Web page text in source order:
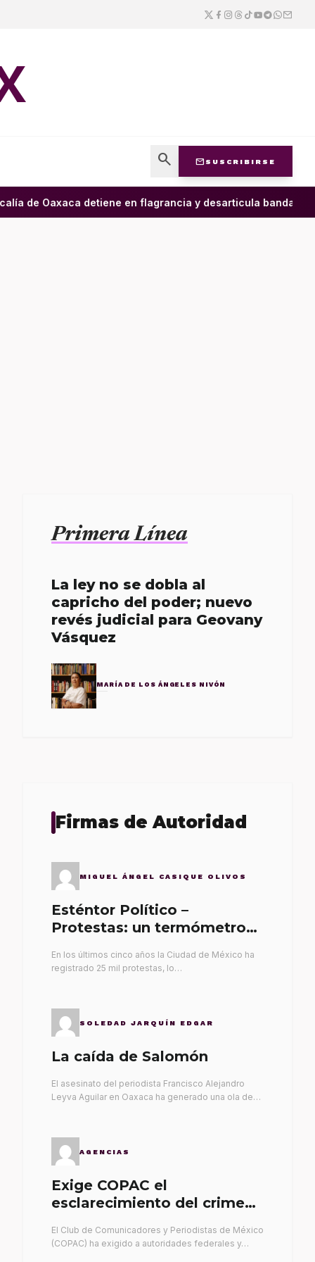
search mail SUSCRIBIRSE
de Oaxaca detiene en flagrancia y desarticula banda
Primera Línea
La ley no se dobla al
capricho del poder; nuevo
revés judicial para Geovany
Vásquez
MARÍA DE LOS ÁNGELES NIVÓN
Firmas de Autoridad
MIGUEL ÁNGEL CASIQUE OLIVOS
Esténtor Político –
Protestas: un termómetro
En los últimos cinco años la Ciudad de México ha
registrado 25 mil protestas, lo…
SOLEDAD JARQUÍN EDGAR
La caída de Salomón
El asesinato del periodista Francisco Alejandro
Leyva Aguilar en Oaxaca ha generado una ola de…
AGENCIAS
Exige COPAC el
esclarecimiento del crimen
El Club de Comunicadores y Periodistas de México
(COPAC) ha exigido a autoridades federales y…